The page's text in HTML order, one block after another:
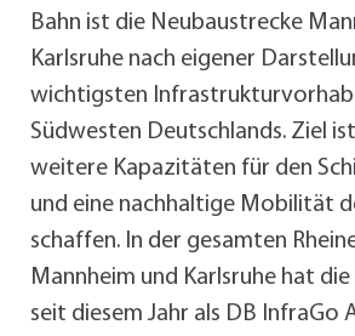
Bahn ist die Neubaustrecke
Karlsruhe nach eigener
wichtigsten
Südwesten Deutschlands. Ziel
weitere Kapazitäten für den
und eine nachhaltige Mobilität
schaffen. In der gesamten
Mannheim und Karlsruhe hat
seit diesem Jahr als DB InfraGo